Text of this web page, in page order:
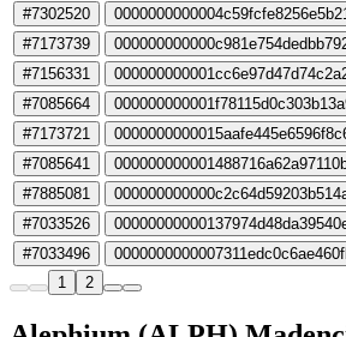
#7302520
#7173739
#7156331
#7085664
#7173721
#7085641
#7885081
#7033526
#7033496
1 2